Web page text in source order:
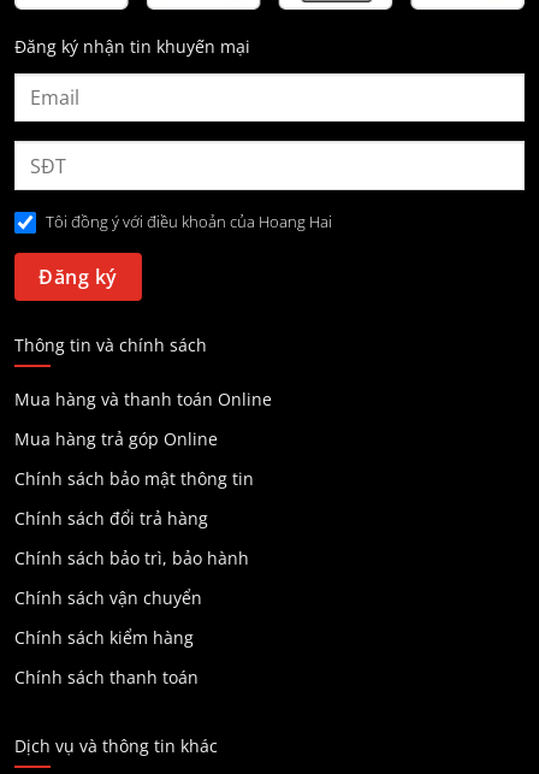
Đăng ký nhận tin khuyến mại
Tôi đồng ý với điều khoản của Hoang Hai
Thông tin và chính sách
Mua hàng và thanh toán Online
Mua hàng trả góp Online
Chính sách bảo mật thông tin
Chính sách đổi trả hàng
Chính sách bảo trì, bảo hành
Chính sách vận chuyển
Chính sách kiểm hàng
Chính sách thanh toán
Dịch vụ và thông tin khác